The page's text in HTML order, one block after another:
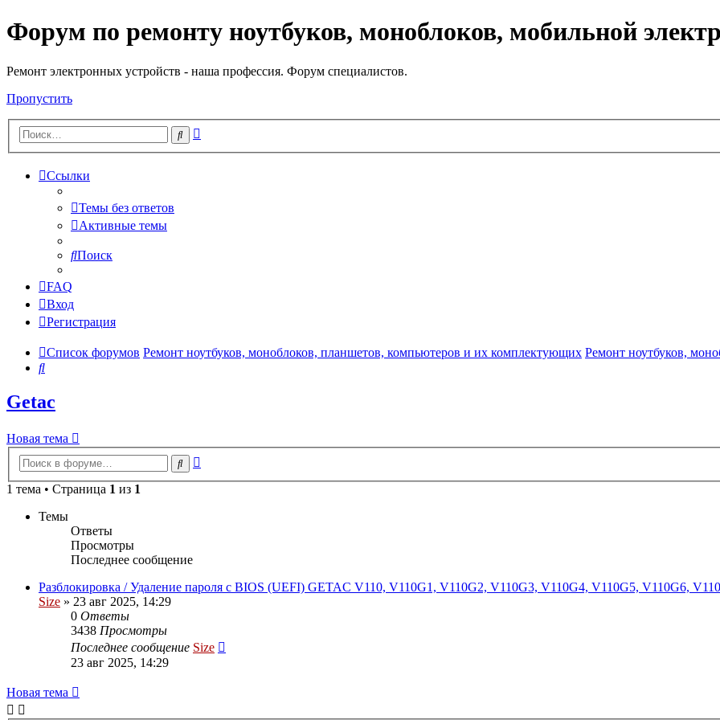
Регистрация
Форум по ремонту ноутбуков, моноблоков, мобильной
Ремонт электронных устройств - наша профессия. Форум специалистов.
Пропустить
Поиск
Ссылки
Темы без ответов
Активные темы
Поиск
FAQ
Вход
Регистрация
Список форумов Ремонт ноутбуков, моноблоков, планшетов, компьютеров и их комплектующих Ремонт ноутбуков,
Поиск
Getac
Новая
тема
Новая тема
Поиск
1 тема • Страница 1 из 1
Темы
Ответы
Просмотры
Последнее сообщение
Разблокировка / Удаление пароля с BIOS (UEFI) GETAC V110, V110G1, V110G2, V110G3, V110G4, V110G5, V110G6,
Size » 23 авг 2025, 14:29
0 Ответы
3438 Просмотры
Последнее сообщение Size
23 авг 2025, 14:29
Новая
тема
Новая тема